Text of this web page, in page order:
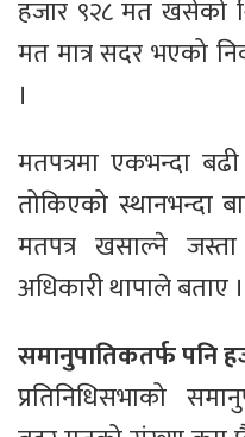
हजार ९२८ मत खसेको
मत मात्र सदर भएको
।
मतपत्रमा एकभन्दा
तोकिएको स्थानभन्दा
मतपत्र खसाल्ने
अधिकारी थापाले बताए ।
समानुपातिकतर्फ पनि
प्रतिनिधिसभाको